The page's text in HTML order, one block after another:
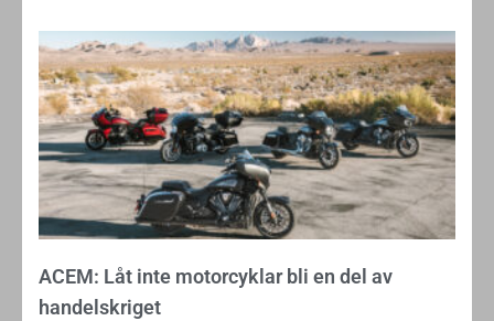
ACEM: Låt inte motorcyklar bli en del av
handelskriget